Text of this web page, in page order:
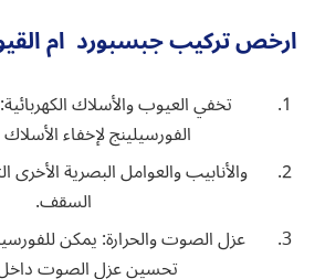
ارخص تركيب جبسبورد ام
تخفي العيوب والأسلاك
الفورسيلينج لإخفاء الأسلاك
والأنابيب والعوامل البصرية
السقف.
عزل الصوت والحرارة: يمكن
تحسين عزل الصوت داخل